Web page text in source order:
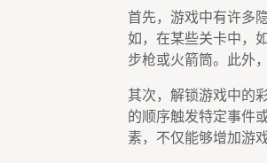
首先，游戏中有许多
如，在某些关卡中，
步枪或火箭筒。此外
其次，解锁游戏中的
的顺序触发特定事件
素，不仅能够增加游